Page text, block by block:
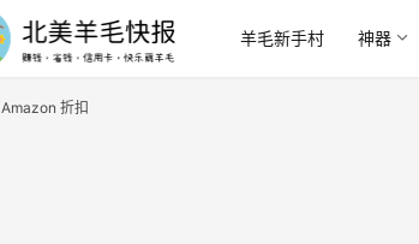
羊毛新手村 神器
Amazon 折扣